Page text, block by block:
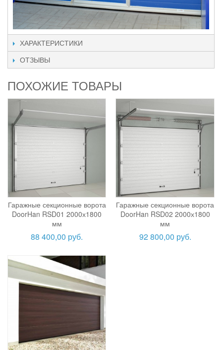
ХАРАКТЕРИСТИКИ
ОТЗЫВЫ
ПОХОЖИЕ ТОВАРЫ
Гаражные секционные ворота
DoorHan RSD01 2000х1800
мм
88 400,00 руб.
Гаражные секционные ворота
DoorHan RSD02 2000х1800
мм
92 800,00 руб.